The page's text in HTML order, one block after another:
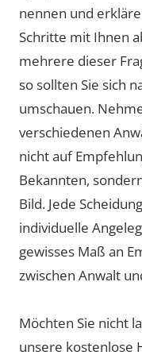
nennen und
Schritte mit Ihnen
mehrere dieser
so sollten Sie sich
umschauen.
verschiedenen
nicht auf
Bekannten,
Bild. Jede
individuelle
gewisses Maß an
zwischen Anwalt
Möchten Sie nicht
unsere kostenlose